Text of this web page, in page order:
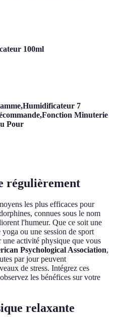
100ml
7
Minuterie
Pour
régulièrement
les plus efficaces pour
connues sous le nom
l'humeur. Que ce soit une
ou une session de sport
activité physique que vous
Psychological Association,
par jour peuvent
de stress. Intégrez ces
les bénéfices sur votre
relaxante